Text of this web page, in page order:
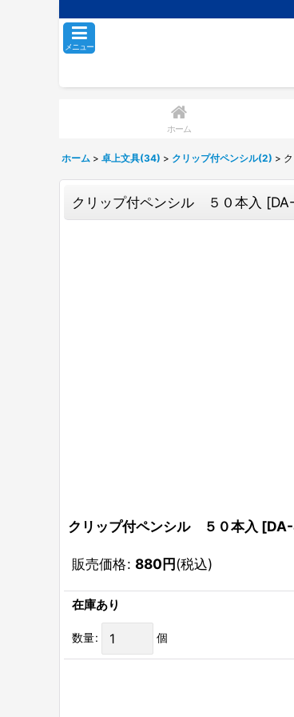
メニュー
ホーム
ホーム > 卓上文具(34) > クリップ付ペンシル(2) >
クリップ付ペンシル ５０本入 [
クリップ付ペンシル ５０本入 [
販売価格: 880円(税込)
在庫あり
数量: 個